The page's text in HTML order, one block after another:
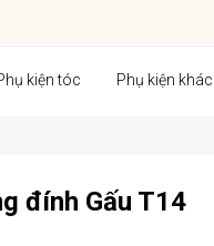
kiện tóc Phụ kiện khác
đính Gấu T14